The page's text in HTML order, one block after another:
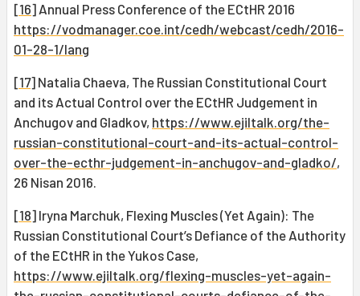
[16] Annual Press Conference of the ECtHR 2016
https://vodmanager.coe.int/cedh/webcast/cedh/2016-
01-28-1/lang
[17] Natalia Chaeva, The Russian Constitutional Court
and its Actual Control over the ECtHR Judgement in
Anchugov and Gladkov, https://www.ejiltalk.org/the-
russian-constitutional-court-and-its-actual-control-
over-the-ecthr-judgement-in-anchugov-and-gladko/,
26 Nisan 2016.
[18] Iryna Marchuk, Flexing Muscles (Yet Again): The
Russian Constitutional Court’s Defiance of the Authority
of the ECtHR in the Yukos Case,
https://www.ejiltalk.org/flexing-muscles-yet-again-